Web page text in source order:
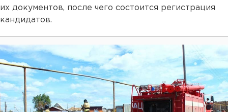
их документов, после чего состоится регистрация
кандидатов.